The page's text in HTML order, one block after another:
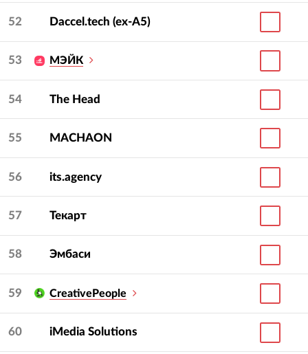
52 Daccel.tech (ex-A5)
53 МЭЙК
54 The Head
55 MACHAON
56 its.agency
57 Текарт
58 Эмбаси
59 CreativePeople
60 iMedia Solutions